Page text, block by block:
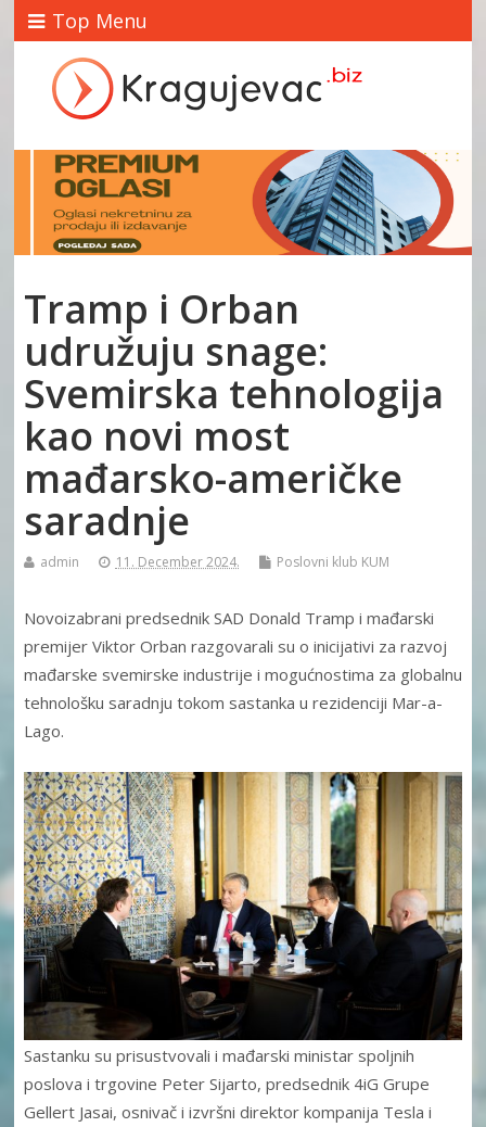
Top Menu
Tramp i Orban
udružuju snage:
Svemirska tehnologija
kao novi most
mađarsko-američke
saradnje
admin 11. December 2024. Poslovni klub KUM
Novoizabrani predsednik SAD Donald Tramp i mađarski
premijer Viktor Orban razgovarali su o inicijativi za razvoj
mađarske svemirske industrije i mogućnostima za globalnu
tehnološku saradnju tokom sastanka u rezidenciji Mar-a-
Lago.
Sastanku su prisustvovali i mađarski ministar spoljnih
poslova i trgovine Peter Sijarto, predsednik 4iG Grupe
Gellert Jasai, osnivač i izvršni direktor kompanija Tesla i